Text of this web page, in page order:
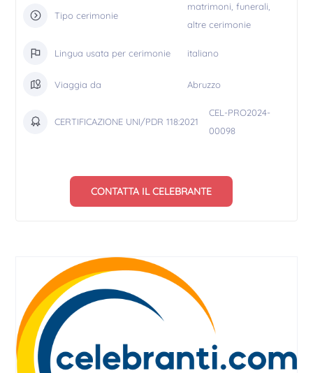
Tipo cerimonie
matrimoni, funerali,
altre cerimonie
Lingua usata per cerimonie italiano
Viaggia da Abruzzo
CERTIFICAZIONE UNI/PDR 118:2021
CEL-PRO2024-
00098
CONTATTA IL CELEBRANTE